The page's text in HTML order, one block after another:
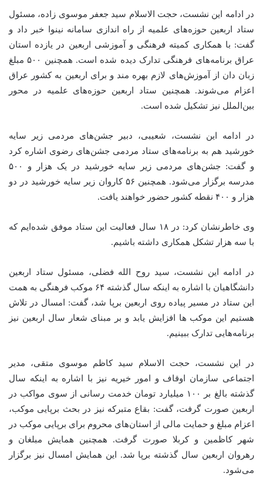
در ادامه این نشست، حجت الاسلام سید جعفر موسوی زاده، مسئول
ستاد اربعین حوزه‌های علمیه از راه اندازی سامانه نینوا خبر داد و
گفت: با همکاری کمیته فرهنگی و آموزشی اربعین در یازده استان
عراق برنامه‌های فرهنگی تدارک دیده شده است. همچنین ۵۰۰ مبلغ
زبان دان از آموزش‌های لازم بهره مند و برای اربعین به کشور عراق
اعزام می‌شوند. همچنین ستاد اربعین حوزه‌های علمیه در محور
بین‌الملل نیز تشکیل شده است.
در ادامه این نشست، شعیبی، دبیر جشن‌های مردمی زیر سایه
خورشید هم به برنامه‌های ستاد مردمی جشن‌های رضوی اشاره کرد
و گفت: جشن‌های مردمی زیر سایه خورشید در یک هزار و ۵۰۰
مدرسه برگزار می‌شود. همچنین ۵۶ کاروان زیر سایه خورشید در دو
هزار و ۴۰۰ نقطه کشور حضور خواهند یافت.
وی خاطرنشان کرد: در ۱۸ سال فعالیت این ستاد موفق شده‌ایم که
با سه هزار تشکل همکاری داشته باشیم.
در ادامه این نشست، سید روح الله فضلی، مسئول ستاد اربعین
دانشگاهیان با اشاره به اینکه سال گذشته ۶۴ موکب فرهنگی به همت
این ستاد در مسیر پیاده روی اربعین برپا شد، گفت: امسال در تلاش
هستیم این موکب ها افزایش یابد و بر مبنای شعار سال اربعین نیز
برنامه‌هایی تدارک ببینیم.
در این نشست، حجت الاسلام سید کاظم موسوی متقی، مدیر
اجتماعی سازمان اوقاف و امور خیریه نیز با اشاره به اینکه سال
گذشته بالغ بر ۱۰۰ میلیارد تومان خدمت رسانی از سوی مواکب در
اربعین صورت گرفت، گفت: بقاع متبرکه نیز در بحث برپایی موکب،
اعزام مبلغ و حمایت مالی از استان‌های محروم برای برپایی موکب در
شهر کاظمین و کربلا صورت گرفت. همچنین همایش مبلغان و
رهروان اربعین سال گذشته برپا شد. این همایش امسال نیز برگزار
می‌شود.